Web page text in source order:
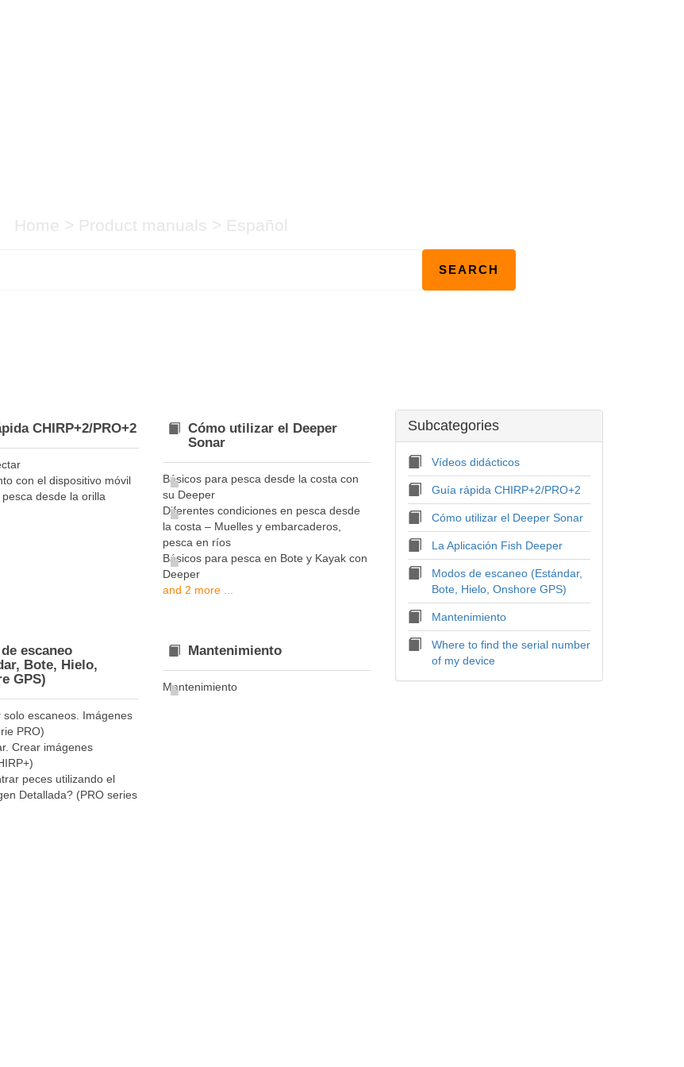
Home > Product manuals > Español
CHIRP+2/PRO+2
con el dispositivo móvil
desde la orilla
Cómo utilizar el Deeper
Sonar
Básicos para pesca desde la costa con
su Deeper
Diferentes condiciones en pesca desde
la costa – Muelles y embarcaderos,
pesca en ríos
Básicos para pesca en Bote y Kayak con
Deeper
and 2 more ...
escaneo
Bote, Hielo,
GPS)
solo escaneos. Imágenes
PRO)
Crear imágenes
peces utilizando el
Detallada? (PRO series
Mantenimiento
Mantenimiento
Subcategories
Vídeos didácticos
Guía rápida CHIRP+2/PRO+2
Cómo utilizar el Deeper Sonar
La Aplicación Fish Deeper
Modos de escaneo (Estándar,
Bote, Hielo, Onshore GPS)
Mantenimiento
Where to find the serial number
of my device